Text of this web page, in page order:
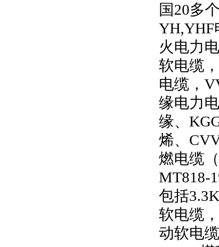
国20多
YH,YHF
火电力
软电缆，
电缆，
缘电力
缘、
烯、
燃电缆
MT818-
包括
软电缆，
动软电